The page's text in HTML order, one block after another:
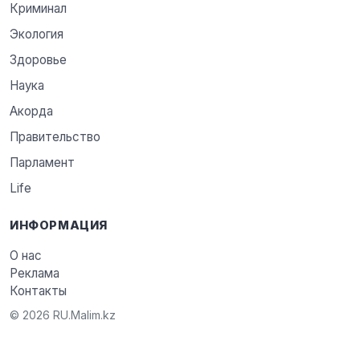
Криминал
Экология
Здоровье
Наука
Акорда
Правительство
Парламент
Life
ИНФОРМАЦИЯ
О нас
Реклама
Контакты
© 2026 RU.Malim.kz